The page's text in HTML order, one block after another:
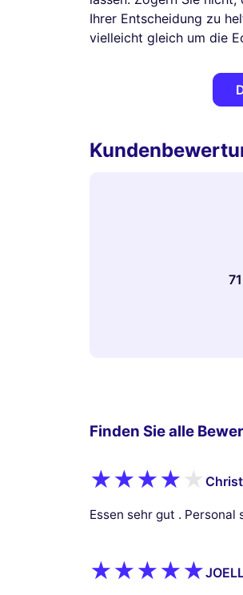
Ihrer Entscheidung zu
vielleicht gleich um die
Finden Sie alle
Essen sehr gut .